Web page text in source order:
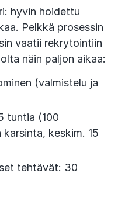
hyvin hoidettu
Pelkkä prosessin
vaatii rekrytointiin
näin paljon aikaa:
(valmistelu ja
tuntia (100
keskim. 15
tehtävät: 30